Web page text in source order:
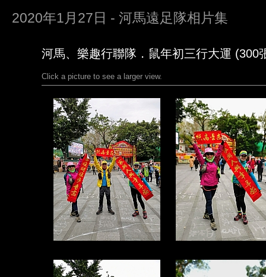
2020年1月27日 - 河馬遠足隊相片集
河馬、樂趣行聯隊．鼠年初三行大運 (300
Click a picture to see a larger view.